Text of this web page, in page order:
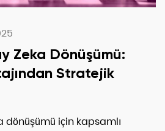
Zeka Dönüşümü:
Stratejik
için kapsamlı